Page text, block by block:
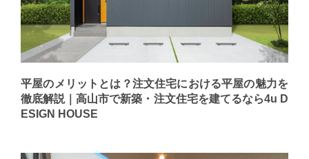
平屋のメリットとは？注文住宅における平屋の魅力を
徹底解説｜高山市で新築・注文住宅を建てるなら4u D
ESIGN HOUSE